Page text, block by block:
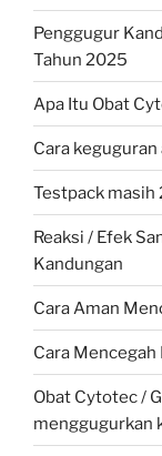
Penggugur
Tahun 2025
Apa Itu Obat
Cara
Testpack masih
Reaksi / Efek
Kandungan
Cara Aman
Cara
Obat Cytotec /
menggugurkan